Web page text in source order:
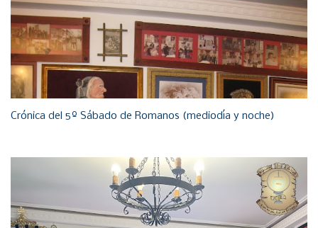
Crónica del 5º Sábado de Romanos (mediodía y noche)